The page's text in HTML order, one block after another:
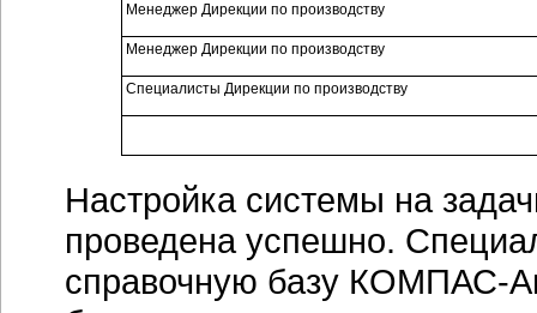
Менеджер Дирекции по производству
Менеджер Дирекции по производству
Специалисты Дирекции по производству
Настройка системы на
проведена успешно.
справочную базу КОМПАС-